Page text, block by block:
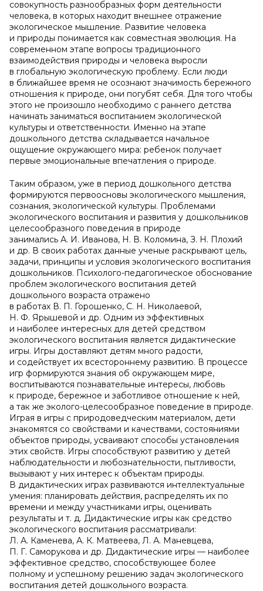
совокупность разнообразных форм деятельности
человека, в которых находит внешнее отражение
экологическое мышление. Развитие человека
и природы понимается как совместная эволюция. На
современном этапе вопросы традиционного
взаимодействия природы и человека выросли
в глобальную экологическую проблему. Если люди
в ближайшее время не осознают значимость бережного
отношения к природе, они погубят себя. Для того чтобы
этого не произошло необходимо с раннего детства
начинать заниматься воспитанием экологической
культуры и ответственности. Именно на этапе
дошкольного детства складывается начальное
ощущение окружающего мира: ребенок получает
первые эмоциональные впечатления о природе.
Таким образом, уже в период дошкольного детства
формируются первоосновы экологического мышления,
сознания, экологической культуры. Проблемами
экологического воспитания и развития у дошкольников
целесообразного поведения в природе
занимались А. И. Иванова, Н. В. Коломина, З. Н. Плохий
и др. В своих работах данные ученые раскрывают цель,
задачи, принципы и условия экологического воспитания
дошкольников. Психолого-педагогическое обоснование
проблем экологического воспитания детей
дошкольного возраста отражено
в работах В. П. Горошенко, С. Н. Николаевой,
Н. Ф. Ярышевой и др. Одним из эффективных
и наиболее интересных для детей средством
экологического воспитания является дидактические
игры. Игры доставляют детям много радости,
и содействует их всестороннему развитию. В процессе
игр формируются знания об окружающем мире,
воспитываются познавательные интересы, любовь
к природе, бережное и заботливое отношение к ней,
а так же эколого-целесообразное поведение в природе.
Играя в игры с природоведческим материалом, дети
знакомятся со свойствами и качествами, состояниями
объектов природы, усваивают способы установления
этих свойств. Игры способствуют развитию у детей
наблюдательности и любознательности, пытливости,
вызывают у них интерес к объектам природы.
В дидактических играх развиваются интеллектуальные
умения: планировать действия, распределять их по
времени и между участниками игры, оценивать
результаты и т. д. Дидактические игры как средство
экологического воспитания рассматривали:
Л. А. Каменева, А. К. Матвеева, Л. А. Маневцева,
П. Г. Саморукова и др. Дидактические игры — наиболее
эффективное средство, способствующее более
полному и успешному решению задач экологического
воспитания детей дошкольного возраста.